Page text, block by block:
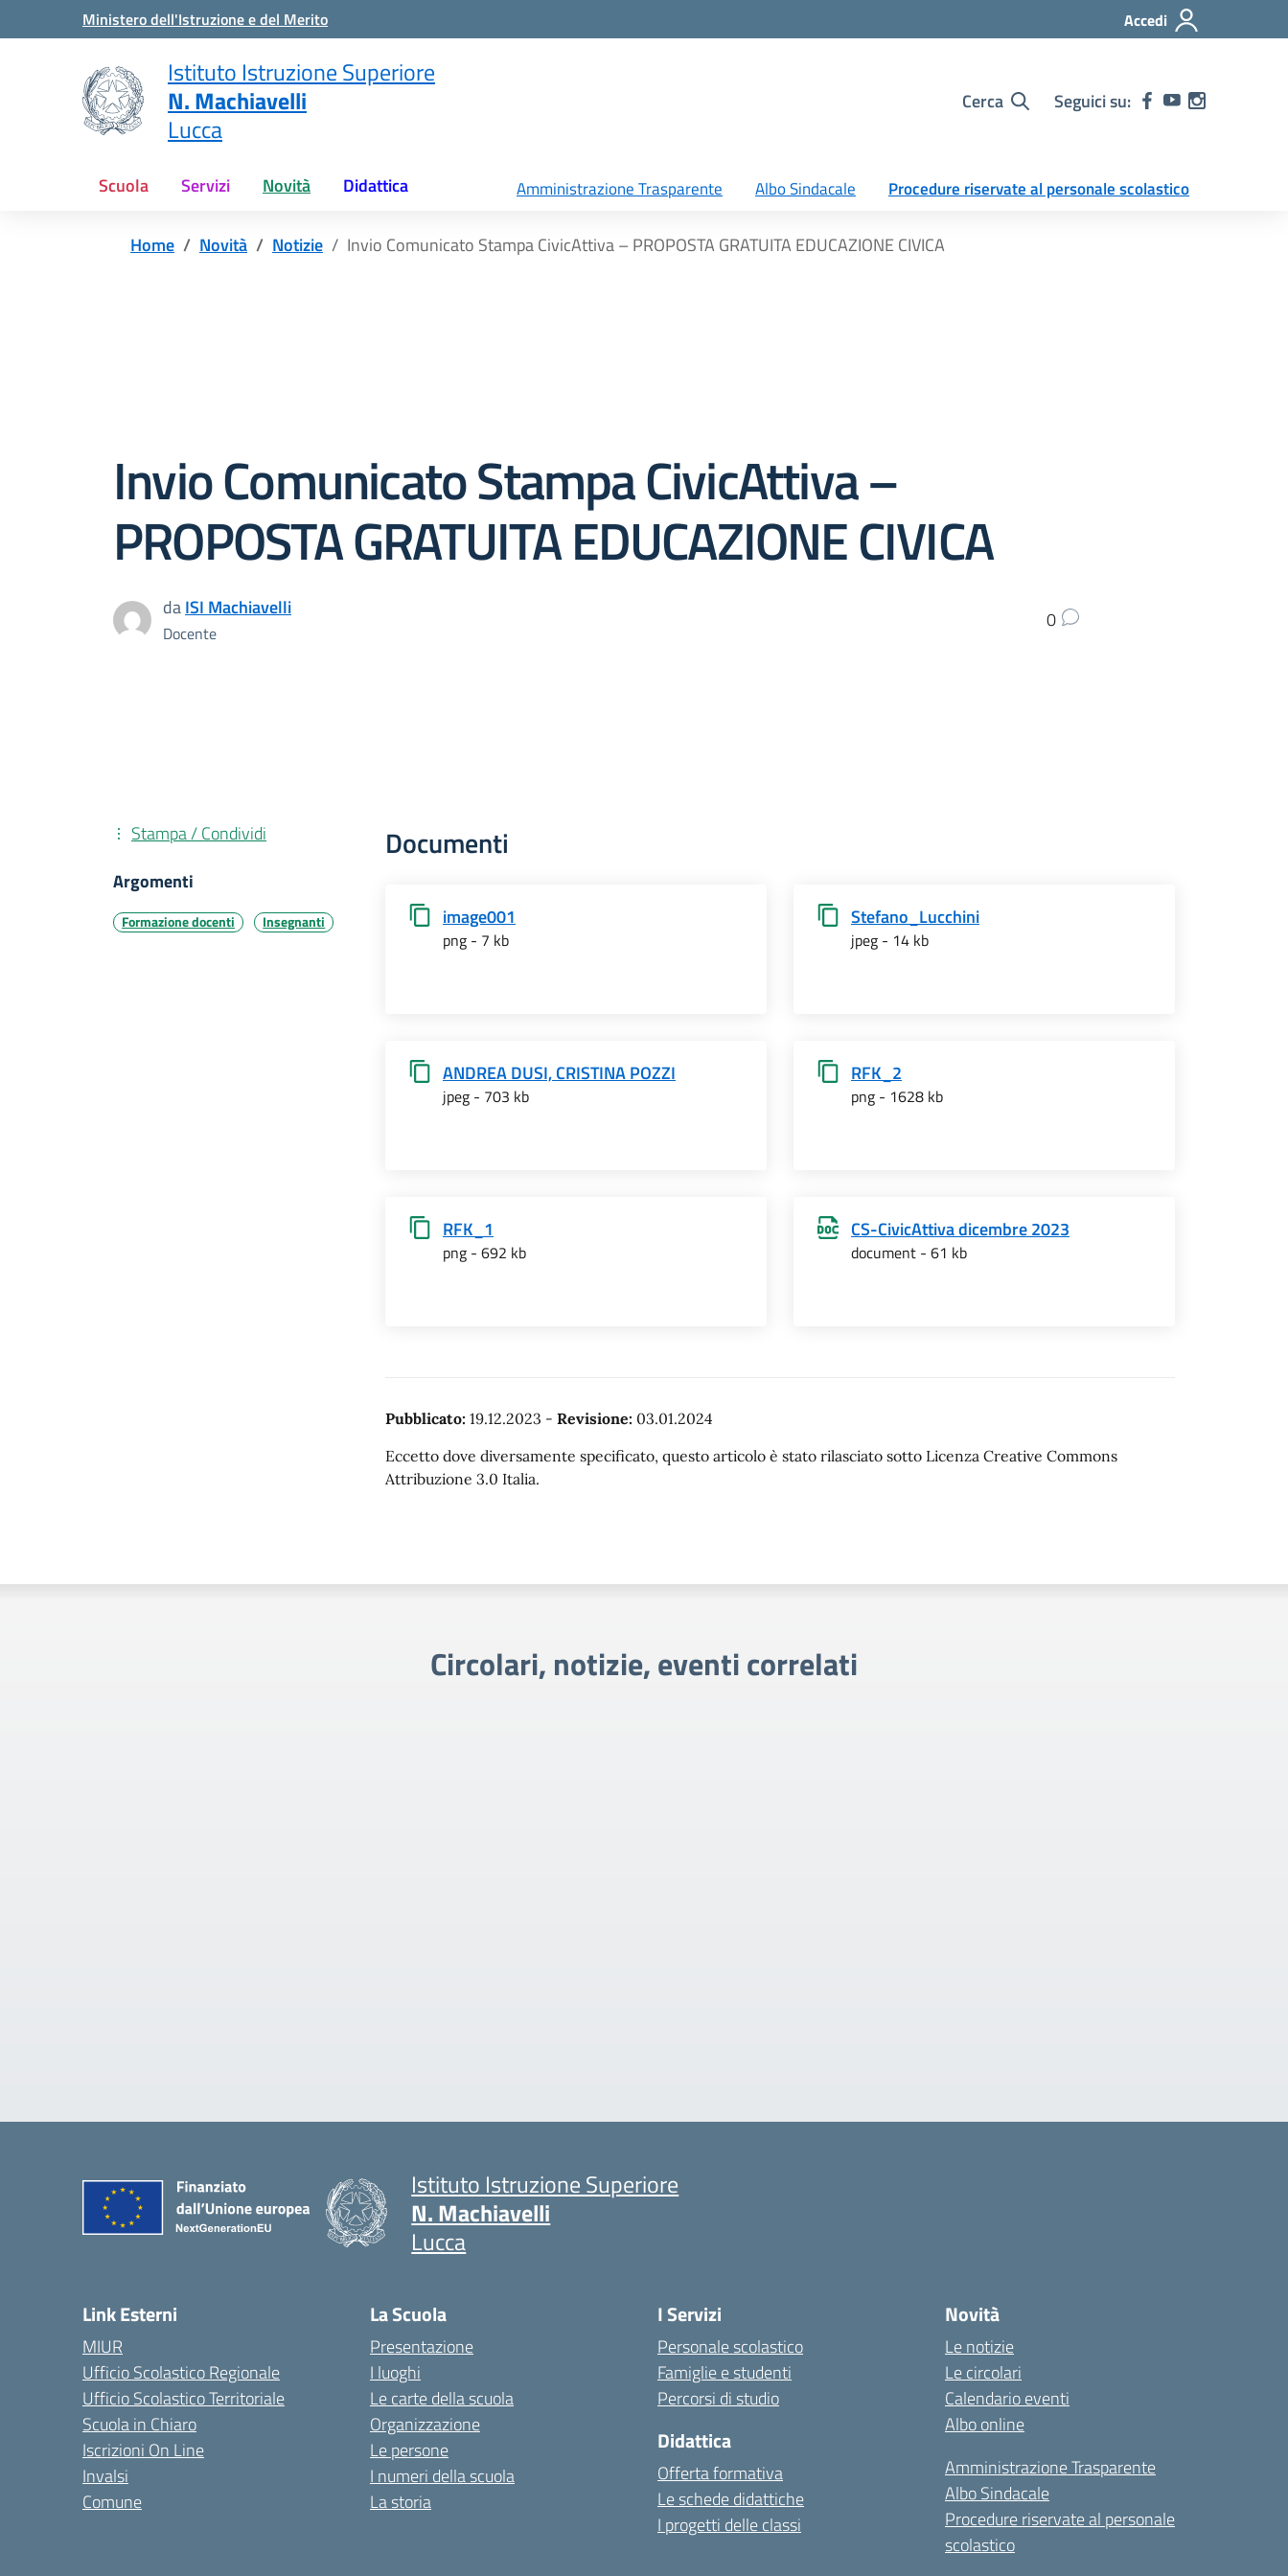
Vai ai contenuti
Vai al menu di navigazione
Ministero dell'Istruzione e del Merito Accedi
Istituto Istruzione Superiore
N. Machiavelli
Lucca
Cerca Seguici su:
Scuola Servizi Novità Didattica Amministrazione Trasparente Albo Sindacale Procedure riservate al personale scolastico
Home Novità Notizie Invio Comunicato Stampa CivicAttiva – PROPOSTA GRATUITA EDUCAZIONE CIVICA
Invio Comunicato Stampa CivicAttiva –
PROPOSTA GRATUITA EDUCAZIONE CIVICA
daISI Machiavelli
Docente
0
Documenti
image001
png - 7 kb
Stefano_Lucchini
jpeg - 14 kb
ANDREA DUSI, CRISTINA POZZI
jpeg - 703 kb
RFK_2
png - 1628 kb
RFK_1
png - 692 kb
CS-CivicAttiva dicembre 2023
document - 61 kb
Pubblicato: 19.12.2023 - Revisione: 03.01.2024
Eccetto dove diversamente specificato, questo articolo è stato rilasciato sotto Licenza Creative Commons
Attribuzione 3.0 Italia.
Stampa / Condividi
Argomenti
Formazione docenti Insegnanti
Circolari, notizie, eventi correlati
Istituto Istruzione Superiore
N. Machiavelli
Lucca
Link Esterni
MIUR
Ufficio Scolastico Regionale
Ufficio Scolastico Territoriale
Scuola in Chiaro
Iscrizioni On Line
Invalsi
Comune
La Scuola
Presentazione
I luoghi
Le carte della scuola
Organizzazione
Le persone
I numeri della scuola
La storia
I Servizi
Personale scolastico
Famiglie e studenti
Percorsi di studio
Didattica
Offerta formativa
Le schede didattiche
I progetti delle classi
Novità
Le notizie
Le circolari
Calendario eventi
Albo online
Amministrazione Trasparente
Albo Sindacale
Procedure riservate al personale
scolastico